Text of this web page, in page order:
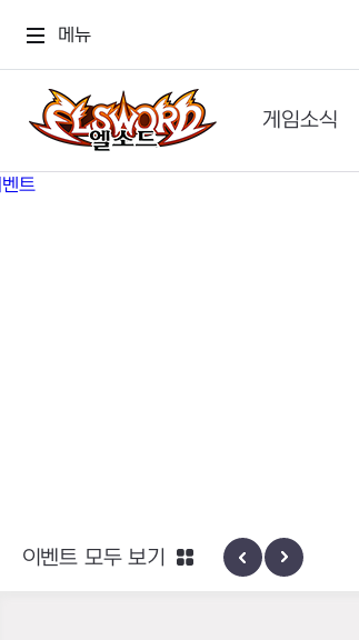
메뉴
게임소식
공지사항
신규 지역 네블론
이벤트 모두 보기